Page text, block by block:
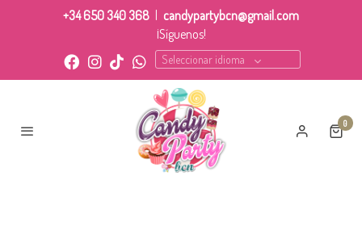
+34 650 340 368
candypartybcn@gmail.com
¡Síguenos!
Seleccionar idioma
0